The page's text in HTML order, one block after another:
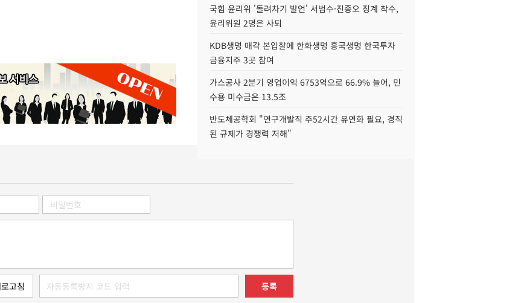
국힘 윤리위 '돌려차기 발언' 서범수·진종오 징계 착수,
윤리위원 2명은 사퇴
KDB생명 매각 본입찰에 한화생명 흥국생명 한국투자
금융지주 3곳 참여
가스공사 2분기 영업이익 6753억으로 66.9% 늘어, 민
수용 미수금은 13.5조
반도체공학회 "연구개발직 주52시간 유연화 필요, 경직
된 규제가 경쟁력 저해"
등록